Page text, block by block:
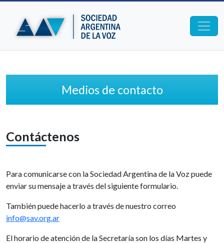
Medios de contacto
Contáctenos
Para comunicarse con la Sociedad Argentina de la Voz puede
enviar su mensaje a través del siguiente formulario.
También puede hacerlo a través de nuestro correo
info@sav.org.ar
El horario de atención de la Secretaría son los días Martes y